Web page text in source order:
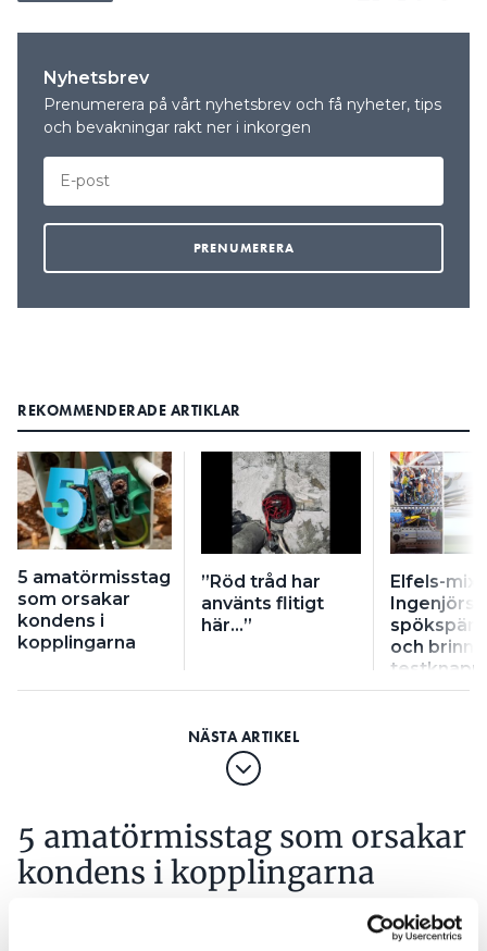
Nyhetsbrev
Prenumerera på vårt nyhetsbrev och få nyheter, tips
och bevakningar rakt ner i inkorgen
REKOMMENDERADE ARTIKLAR
5 amatörmisstag
som orsakar
kondens i
kopplingarna
”Röd tråd har
använts flitigt
här…”
Elfels-mix:
och
testknapp
5 amatörmisstag som orsakar
kondens i kopplingarna
31 JUL 2026